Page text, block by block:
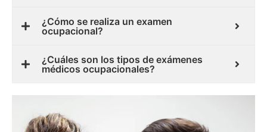
¿Cómo se realiza un examen
ocupacional?
¿Cuáles son los tipos de exámenes
médicos ocupacionales?